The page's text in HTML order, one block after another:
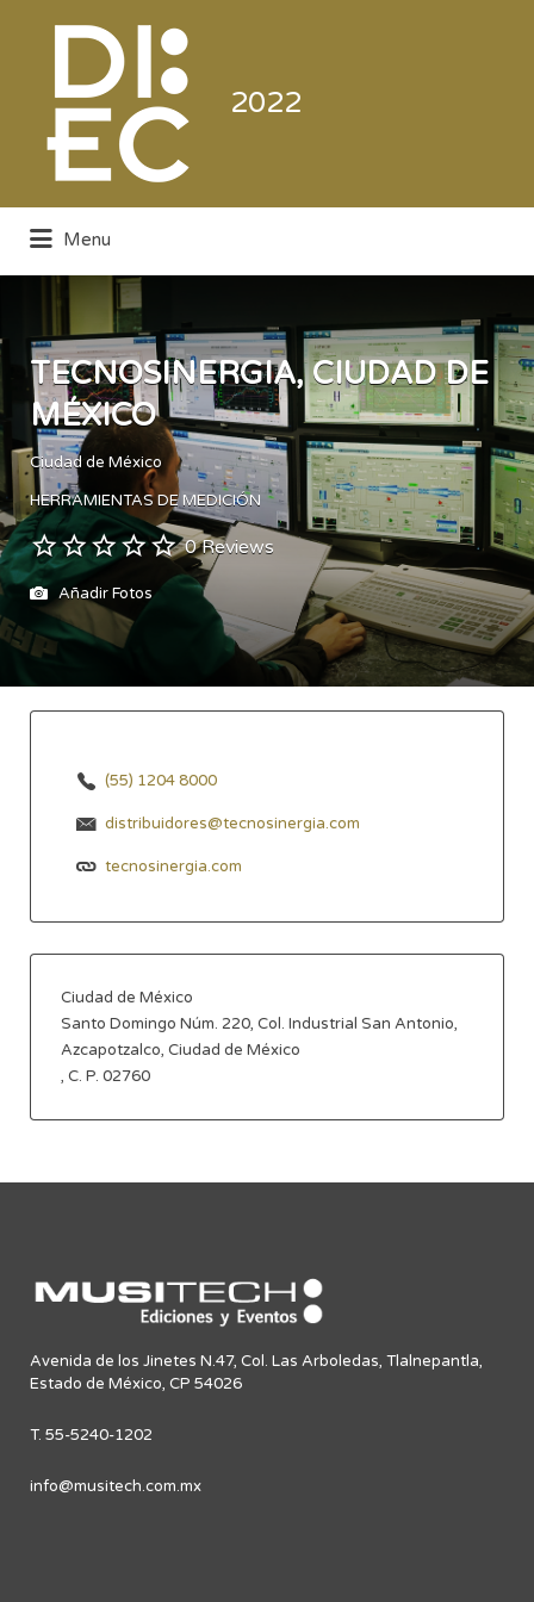
2022
Electrónica de Consumo y Comercial
Buscar
Menu
TECNOSINERGIA, CIUDAD DE
MÉXICO
Ciudad de México
HERRAMIENTAS DE MEDICIÓN
0 Reviews
Añadir Fotos
(55) 1204 8000
distribuidores@tecnosinergia.com
tecnosinergia.com
Ciudad de México
Santo Domingo Núm. 220, Col. Industrial San Antonio,
Azcapotzalco, Ciudad de México
, C. P. 02760
Avenida de los Jinetes N.47, Col. Las Arboledas, Tlalnepantla,
Estado de México, CP 54026
T. 55-5240-1202
info@musitech.com.mx